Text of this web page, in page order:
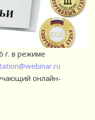
г. в режиме
онлайн-